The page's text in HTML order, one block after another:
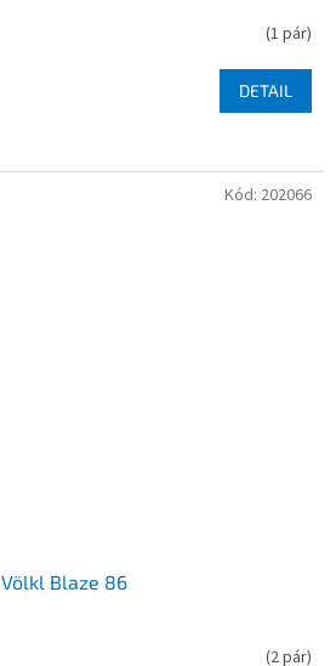
(1 pár)
DETAIL
Völkl Blaze 86
(2 pár)
Kód: 202066